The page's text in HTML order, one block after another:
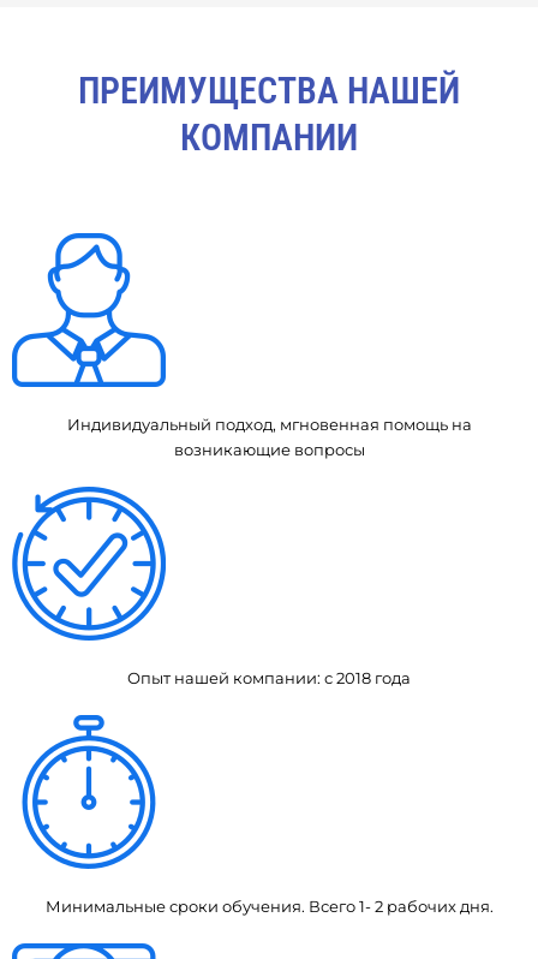
ПРЕИМУЩЕСТВА НАШЕЙ
КОМПАНИИ
Индивидуальный подход, мгновенная помощь на
возникающие вопросы
Опыт нашей компании: с 2018 года
Минимальные сроки обучения. Всего 1- 2 рабочих дня.